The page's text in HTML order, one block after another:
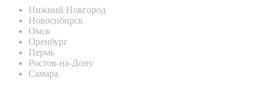
Нижний Новгород
Новосибирск
Омск
Оренбург
Пермь
Ростов-на-Дону
Самара